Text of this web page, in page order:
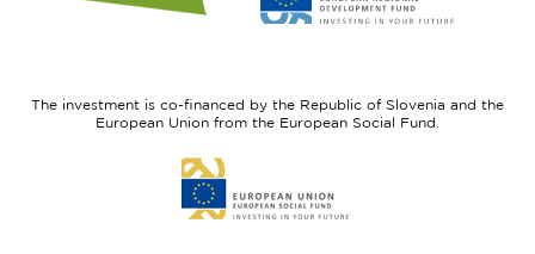
website
website
Fund
The investment is co-financed by the Republic of Slovenia and the
European Union from the European Social Fund.
to
website